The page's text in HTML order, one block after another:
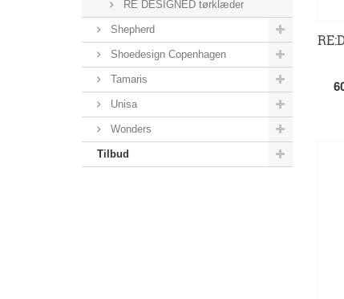
RE DESIGNED tørklæder
Shepherd
Shoedesign Copenhagen
Tamaris
Unisa
Wonders
Tilbud